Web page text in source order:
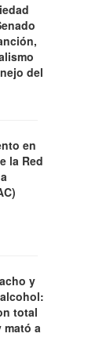
del
en
la Red
y
total
mató a